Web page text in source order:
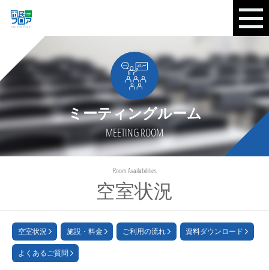
ミーティングルーム
MEETING ROOM
空室状況
Room Availabilities
空室状況 施設・料金 ご利用の流れ 資料ダウンロード
よくあるご質問